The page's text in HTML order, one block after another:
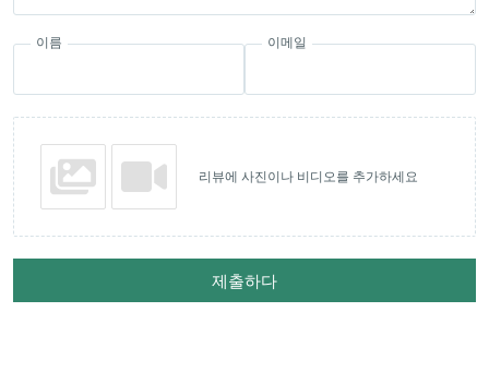
이름 이메일
리뷰에 사진이나 비디오를 추가하세요
제출하다